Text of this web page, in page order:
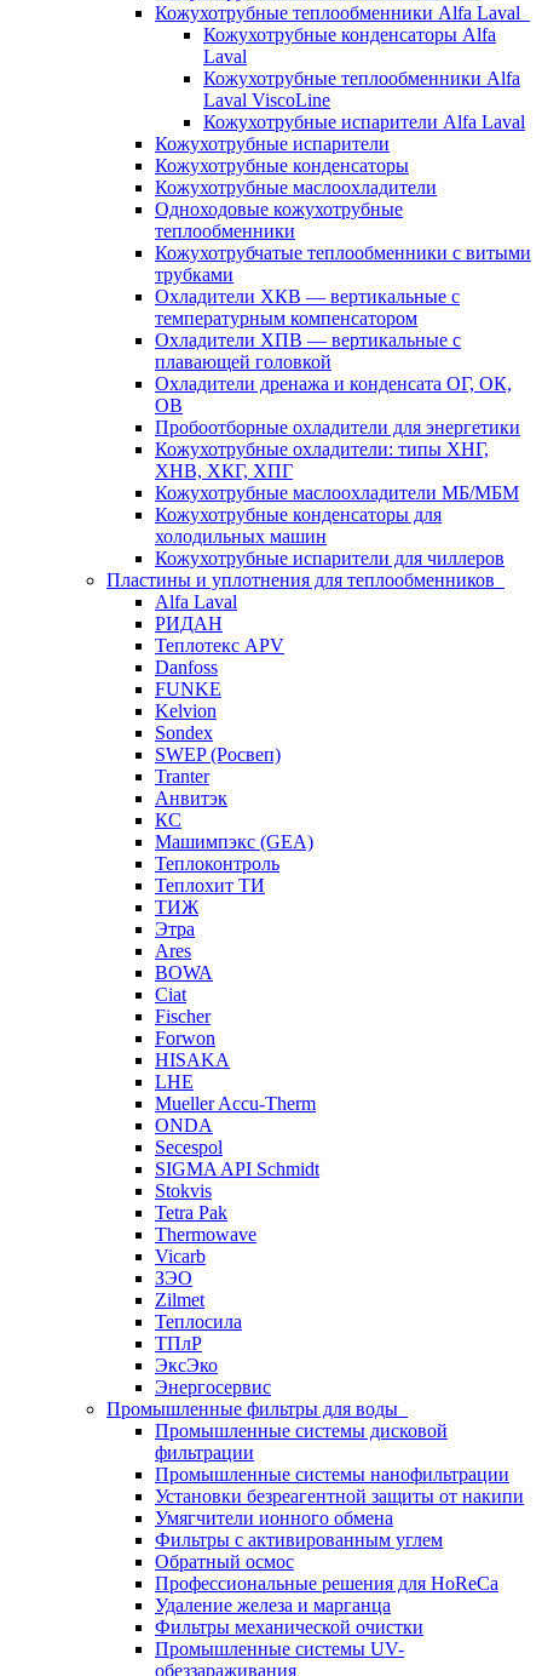
Кожухотрубные теплообменники Alfa Laval
Кожухотрубные конденсаторы Alfa
Laval
Кожухотрубные теплообменники Alfa
Laval ViscoLine
Кожухотрубные испарители Alfa Laval
Кожухотрубные испарители
Кожухотрубные конденсаторы
Кожухотрубные маслоохладители
Одноходовые кожухотрубные
теплообменники
Кожухотрубчатые теплообменники с витыми
трубками
Охладители ХКВ — вертикальные с
температурным компенсатором
Охладители ХПВ — вертикальные с
плавающей головкой
Охладители дренажа и конденсата ОГ, ОК,
ОВ
Пробоотборные охладители для энергетики
Кожухотрубные охладители: типы ХНГ,
ХНВ, ХКГ, ХПГ
Кожухотрубные маслоохладители МБ/МБМ
Кожухотрубные конденсаторы для
холодильных машин
Кожухотрубные испарители для чиллеров
Пластины и уплотнения для теплообменников
Alfa Laval
РИДАН
Теплотекс APV
Danfoss
FUNKE
Kelvion
Sondex
SWEP (Росвеп)
Tranter
Анвитэк
КС
Машимпэкс (GEA)
Теплоконтроль
Теплохит ТИ
ТИЖ
Этра
Ares
BOWA
Ciat
Fischer
Forwon
HISAKA
LHE
Mueller Accu-Therm
ONDA
Secespol
SIGMA API Schmidt
Stokvis
Tetra Pak
Thermowave
Vicarb
ЗЭО
Zilmet
Теплосила
ТПлР
ЭксЭко
Энергосервис
Промышленные фильтры для воды
Промышленные системы дисковой
фильтрации
Промышленные системы нанофильтрации
Установки безреагентной защиты от накипи
Умягчители ионного обмена
Фильтры с активированным углем
Обратный осмос
Профессиональные решения для HoReCa
Удаление железа и марганца
Фильтры механической очистки
Промышленные системы UV-
обеззараживания